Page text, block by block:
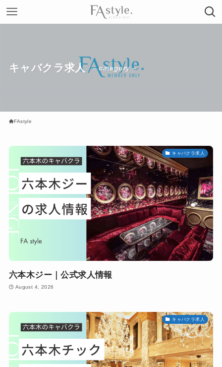
キャバクラ求人 – category –
FAstyle
キャバクラ求人
六本木ジー｜公式求人情報
August 4, 2026
キャバクラ求人